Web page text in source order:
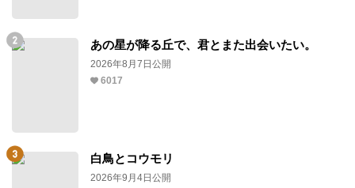
あの星が降る丘で、君とまた出会いたい。
2026年8月7日公開
6017
白鳥とコウモリ
2026年9月4日公開